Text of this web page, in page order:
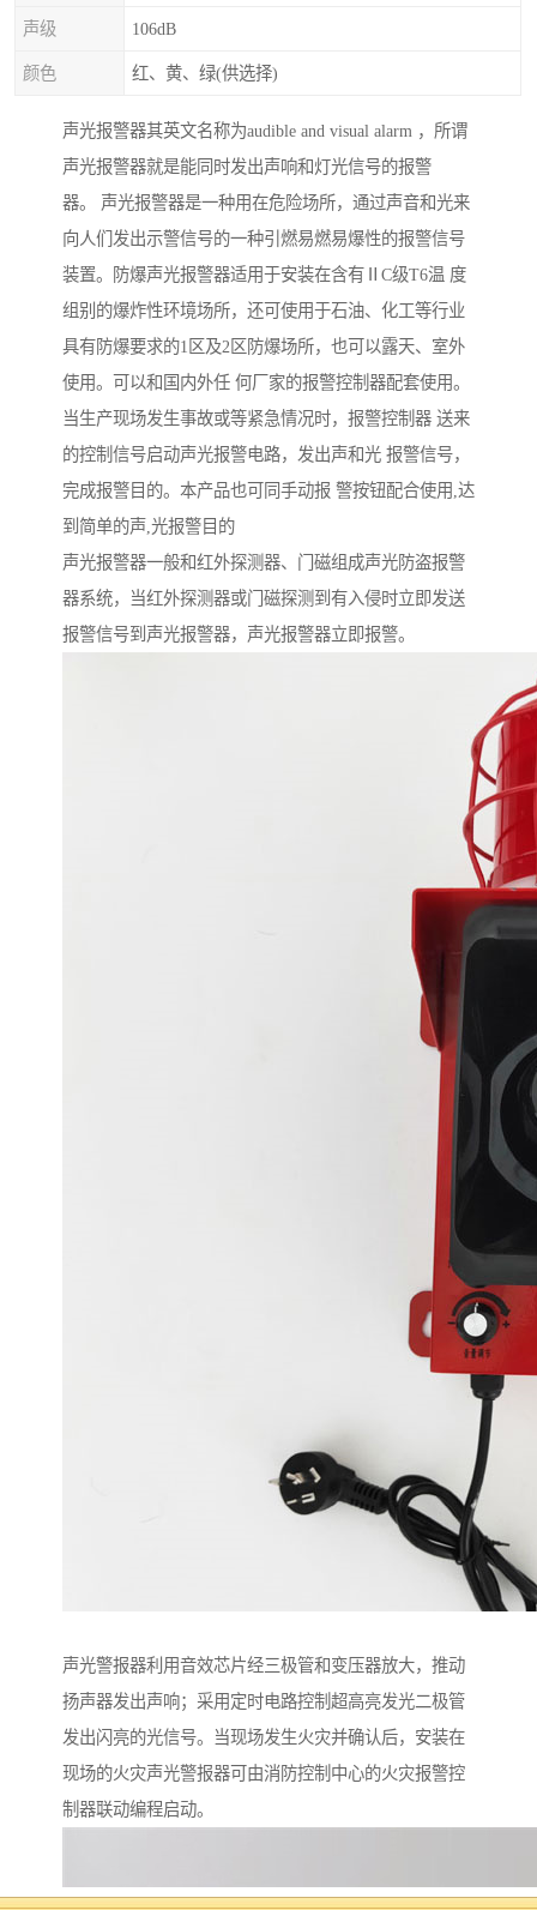
声级 106dB
颜色 红、黄、绿(供选择)
声光报警器其英文名称为audible and visual alarm ，所谓
声光报警器就是能同时发出声响和灯光信号的报警
器。 声光报警器是一种用在危险场所，通过声音和光来
向人们发出示警信号的一种引燃易燃易爆性的报警信号
装置。防爆声光报警器适用于安装在含有ⅡC级T6温 度
组别的爆炸性环境场所，还可使用于石油、化工等行业
具有防爆要求的1区及2区防爆场所，也可以露天、室外
使用。可以和国内外任 何厂家的报警控制器配套使用。
当生产现场发生事故或等紧急情况时，报警控制器 送来
的控制信号启动声光报警电路，发出声和光 报警信号，
完成报警目的。本产品也可同手动报 警按钮配合使用,达
到简单的声,光报警目的
声光报警器一般和红外探测器、门磁组成声光防盗报警
器系统，当红外探测器或门磁探测到有入侵时立即发送
报警信号到声光报警器，声光报警器立即报警。
声光警报器利用音效芯片经三极管和变压器放大，推动
扬声器发出声响；采用定时电路控制超高亮发光二极管
发出闪亮的光信号。当现场发生火灾并确认后，安装在
现场的火灾声光警报器可由消防控制中心的火灾报警控
制器联动编程启动。